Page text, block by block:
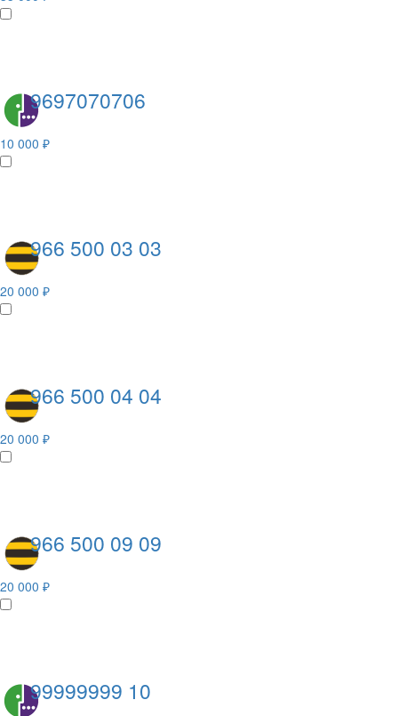
9697070706
10 000 ₽
966 500 03 03
20 000 ₽
966 500 04 04
20 000 ₽
966 500 09 09
20 000 ₽
99999999 10